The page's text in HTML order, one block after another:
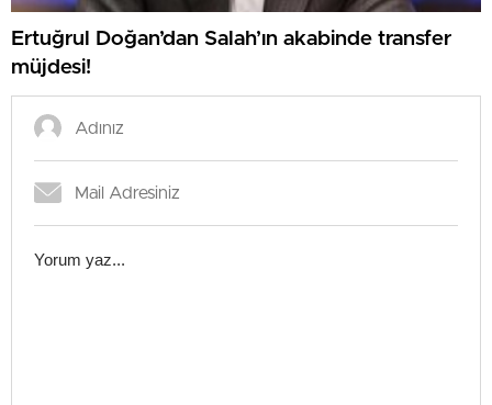
Ertuğrul Doğan’dan Salah’ın akabinde transfer
müjdesi!